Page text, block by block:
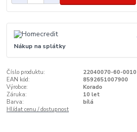
Nákup na splátky
Číslo produktu:
22040070-60-0010
EAN kód:
8592651007900
Výrobce:
Korado
Záruka:
10 let
Barva:
bílá
Hlídat cenu / dostupnost